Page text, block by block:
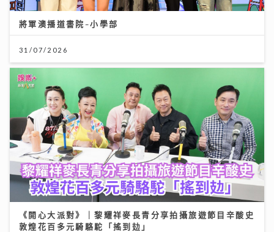
將軍澳播道書院-小學部
31/07/2026
《開心大派對》｜黎耀祥麥長青分享拍攝旅遊節目辛酸史
敦煌花百多元騎駱駝「搖到攰」